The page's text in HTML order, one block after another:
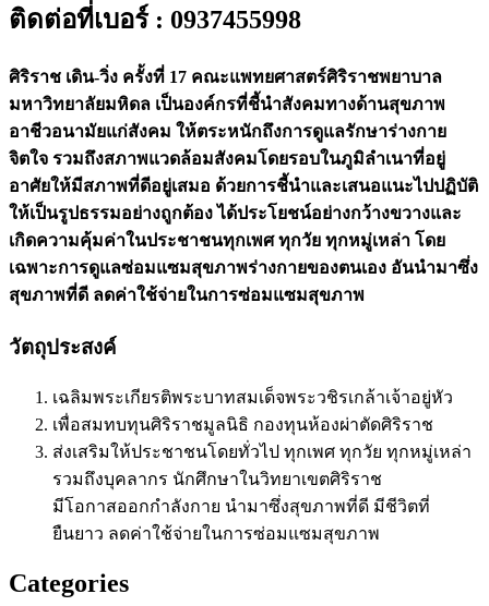
ติดต่อที่เบอร์ : 0937455998
ศิริราช เดิน-วิ่ง ครั้งที่ 17 คณะแพทยศาสตร์ศิริราชพยาบาล
มหาวิทยาลัยมหิดล เป็นองค์กรที่ชี้นำสังคมทางด้านสุขภาพ
อาชีวอนามัยแก่สังคม ให้ตระหนักถึงการดูแลรักษาร่างกาย
จิตใจ รวมถึงสภาพแวดล้อมสังคมโดยรอบในภูมิลำเนาที่อยู่
อาศัยให้มีสภาพที่ดีอยู่เสมอ ด้วยการชี้นำและเสนอแนะไปปฏิบัติ
ให้เป็นรูปธรรมอย่างถูกต้อง ได้ประโยชน์อย่างกว้างขวางและ
เกิดความคุ้มค่าในประชาชนทุกเพศ ทุกวัย ทุกหมู่เหล่า โดย
เฉพาะการดูแลซ่อมแซมสุขภาพร่างกายของตนเอง อันนำมาซึ่ง
สุขภาพที่ดี ลดค่าใช้จ่ายในการซ่อมแซมสุขภาพ
วัตถุประสงค์
เฉลิมพระเกียรติพระบาทสมเด็จพระวชิรเกล้าเจ้าอยู่หัว
เพื่อสมทบทุนศิริราชมูลนิธิ กองทุนห้องผ่าตัดศิริราช
ส่งเสริมให้ประชาชนโดยทั่วไป ทุกเพศ ทุกวัย ทุกหมู่เหล่า
รวมถึงบุคลากร นักศึกษาในวิทยาเขตศิริราช
มีโอกาสออกกำลังกาย นำมาซึ่งสุขภาพที่ดี มีชีวิตที่
ยืนยาว ลดค่าใช้จ่ายในการซ่อมแซมสุขภาพ
Categories